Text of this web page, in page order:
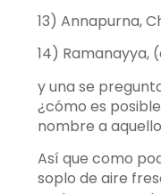
13) Annapurna,
14) Ramanayya,
y una se
¿cómo es
nombre a
Así que como
soplo de aire